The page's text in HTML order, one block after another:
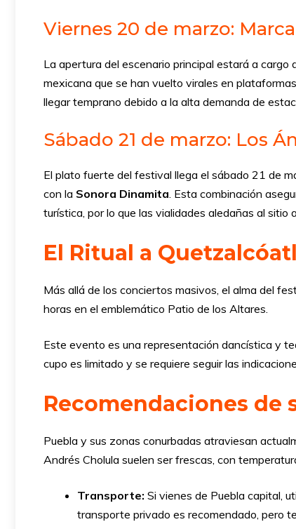
Viernes 20 de marzo:
La apertura del escenario principal estará a cargo
mexicana que se han vuelto virales en
llegar temprano debido a la alta demanda de
Sábado 21 de marzo: Los
El plato fuerte del festival llega el sábado 21 de
con la Sonora Dinamita. Esta combinación
turística, por lo que las vialidades aledañas al sitio
El Ritual a
Más allá de los conciertos masivos, el alma del
horas en el emblemático Patio de los Altares.
Este evento es una representación dancística y
cupo es limitado y se requiere seguir las
Recomendaciones de
Puebla y sus zonas conurbadas atraviesan
Andrés Cholula suelen ser frescas, con
Transporte: Si vienes de Puebla capital,
transporte privado es recomendado, pero